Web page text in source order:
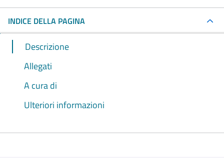
INDICE DELLA PAGINA
Descrizione
Allegati
A cura di
Ulteriori informazioni